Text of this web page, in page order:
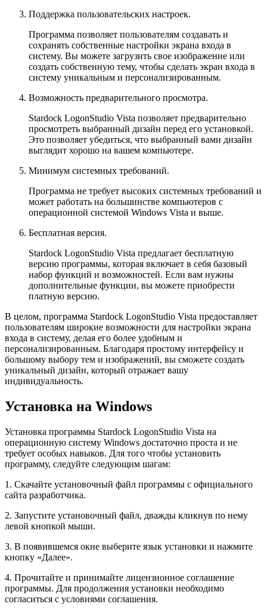
Поддержка пользовательских настроек.
Программа позволяет пользователям создавать и
сохранять собственные настройки экрана входа в
систему. Вы можете загрузить свое изображение или
создать собственную тему, чтобы сделать экран входа в
систему уникальным и персонализированным.
Возможность предварительного просмотра.
Stardock LogonStudio Vista позволяет предварительно
просмотреть выбранный дизайн перед его установкой.
Это позволяет убедиться, что выбранный вами дизайн
выглядит хорошо на вашем компьютере.
Минимум системных требований.
Программа не требует высоких системных требований и
может работать на большинстве компьютеров с
операционной системой Windows Vista и выше.
Бесплатная версия.
Stardock LogonStudio Vista предлагает бесплатную
версию программы, которая включает в себя базовый
набор функций и возможностей. Если вам нужны
дополнительные функции, вы можете приобрести
платную версию.
В целом, программа Stardock LogonStudio Vista предоставляет
пользователям широкие возможности для настройки экрана
входа в систему, делая его более удобным и
персонализированным. Благодаря простому интерфейсу и
большому выбору тем и изображений, вы сможете создать
уникальный дизайн, который отражает вашу
индивидуальность.
Установка на Windows
Установка программы Stardock LogonStudio Vista на
операционную систему Windows достаточно проста и не
требует особых навыков. Для того чтобы установить
программу, следуйте следующим шагам:
1. Скачайте установочный файл программы с официального
сайта разработчика.
2. Запустите установочный файл, дважды кликнув по нему
левой кнопкой мыши.
3. В появившемся окне выберите язык установки и нажмите
кнопку «Далее».
4. Прочитайте и принимайте лицензионное соглашение
программы. Для продолжения установки необходимо
согласиться с условиями соглашения.